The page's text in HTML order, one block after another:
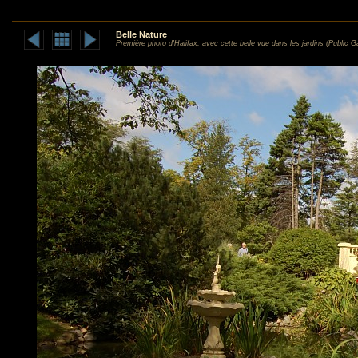
Belle Nature
Première photo d'Halifax, avec cette belle vue dans les jardins (Public